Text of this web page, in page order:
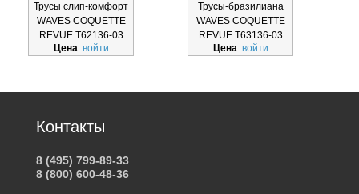
Трусы слип-комфорт
WAVES COQUETTE
REVUE Т62136-03
Цена: войти
Трусы-бразилиана
WAVES COQUETTE
REVUE Т63136-03
Цена: войти
Контакты
8 (495) 799-89-33
8 (800) 600-48-36